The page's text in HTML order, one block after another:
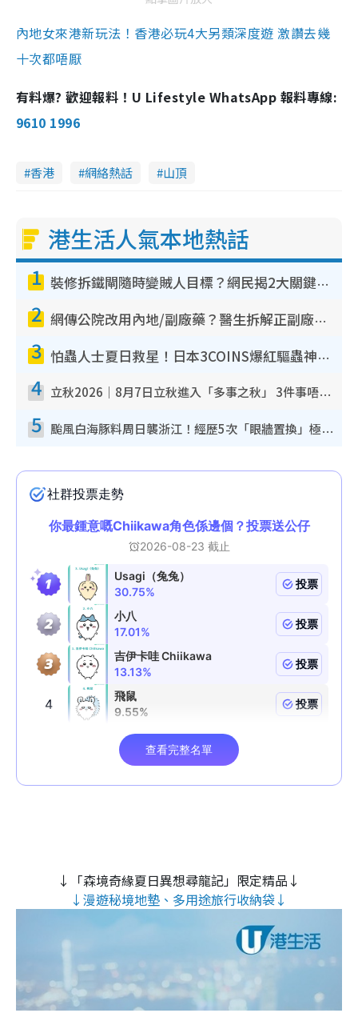
內地女來港新玩法！香港必玩4大另類深度遊 激讚去幾
十次都唔厭
有料爆? 歡迎報料！U Lifestyle WhatsApp 報料專線:
9610 1996
香港 網絡熱話 山頂
港生活人氣本地熱話
1 裝修拆鐵閘隨時變賊人目標？網民揭2大關鍵用途：裝新式等於白裝？附新舊鐵閘分別
2 網傳公院改用內地/副廠藥？醫生拆解正副廠分別 揭4類人換藥隨時出事
3 怕蟲人士夏日救星！日本3COINS爆紅驅蟲神器$45起 1招「全程免觸碰」輕鬆搞定小強
4 立秋2026｜8月7日立秋進入「多事之秋」 3件事唔做得！專家教6招開運 清枱頭／銀包納氣接好運
5 颱風白海豚料周日襲浙江！經歷5次「眼牆置換」極罕見 成登陸內地最長途颱風
↓「森境奇緣夏日異想尋龍記」限定精品↓
↓漫遊秘境地墊、多用途旅行收納袋↓